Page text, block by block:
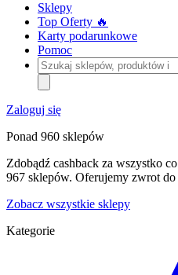
Sklepy
Top Oferty 🔥
Karty podarunkowe
Pomoc
Szukaj
sklepów,
produktów
i
kategorii
Zaloguj się
Ponad 960 sklepów
Zdobądź cashback za wszystko
967 sklepów. Oferujemy zwrot
Zobacz wszystkie sklepy
Kategorie